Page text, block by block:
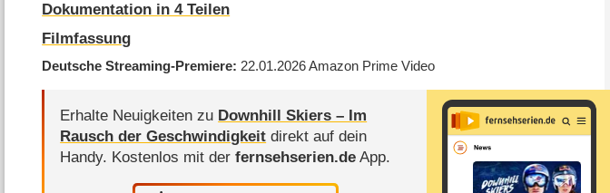
Dokumentation in 4 Teilen
Filmfassung
Deutsche Streaming-Premiere 22.01.2026Amazon Prime Video
Erhalte Neuigkeiten zu Downhill Skiers – Im
Rausch der Geschwindigkeit direkt auf dein
Handy. Kostenlos mit derfernsehserien.de App.